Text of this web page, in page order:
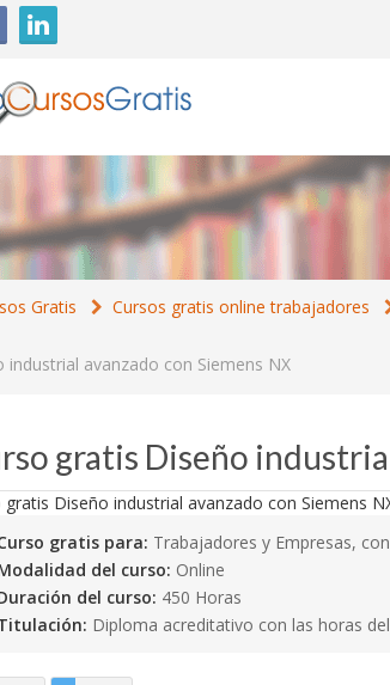
Gratis Cursos gratis online trabajadores
industrial avanzado con Siemens NX
gratis Diseño
gratis para: Trabajadores y Empresas,
del curso: Online
del curso: 450 Horas
Diploma acreditativo con las horas